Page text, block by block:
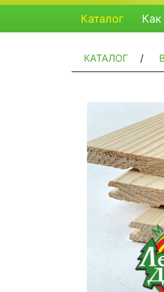
Каталог Как
КАТАЛОГ /